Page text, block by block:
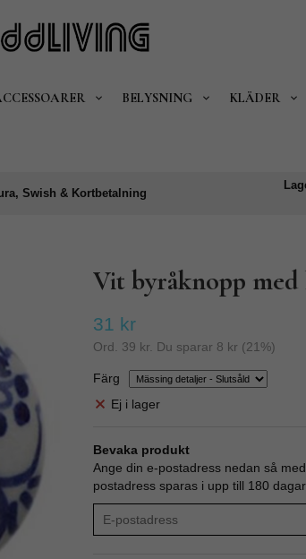
BELYSNING KLÄDER
Swish & Kortbetalning
Vit byråknopp
31 kr
Ord. 39 kr. Du sparar 8 kr (21 %)
Färg
Ej i lager
Bevaka produkt
Ange din e-postadress nedan så
postadress sparas i upp till 180